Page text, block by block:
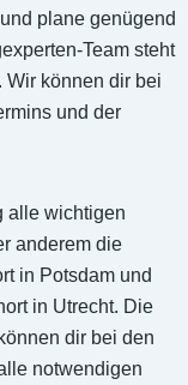
plane genügend
Team steht
Wir können dir bei
und der
alle wichtigen
anderem die
in Potsdam und
in Utrecht. Die
dir bei den
notwendigen